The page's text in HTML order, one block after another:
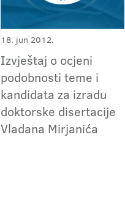
18. jun 2012.
Izvještaj o ocjeni
podobnosti teme i
kandidata za izradu
doktorske disertacije
Vladana Mirjanića